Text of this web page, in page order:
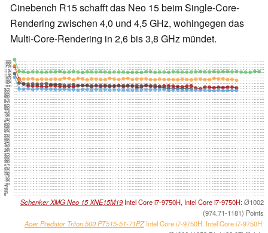
Cinebench R15 schafft das Neo 15 beim Single-Core-
Rendering zwischen 4,0 und 4,5 GHz, wohingegen das
Multi-Core-Rendering in 2,6 bis 3,8 GHz mündet.
0
25
50
75
100
125
150
175
200
225
250
275
300
325
350
375
400
425
450
475
500
525
550
575
600
625
650
675
700
725
750
775
800
825
850
875
900
925
950
975
1000
1025
1050
1075
1100
1125
1150
1175
1200
1225
Schenker XMG Neo 15 XNE15M19 Intel Core i7-9750H, Intel Core i7-9750H:Ø1002
(974.71-1181) Points
Acer Predator Triton 500 PT515-51-71PZIntel Core i7-9750H, Intel Core i7-9750H: